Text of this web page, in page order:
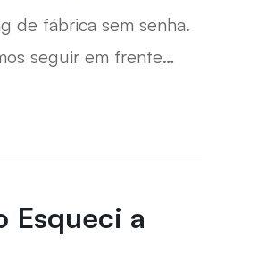
de fábrica sem senha.
seguir em frente
Esqueci a